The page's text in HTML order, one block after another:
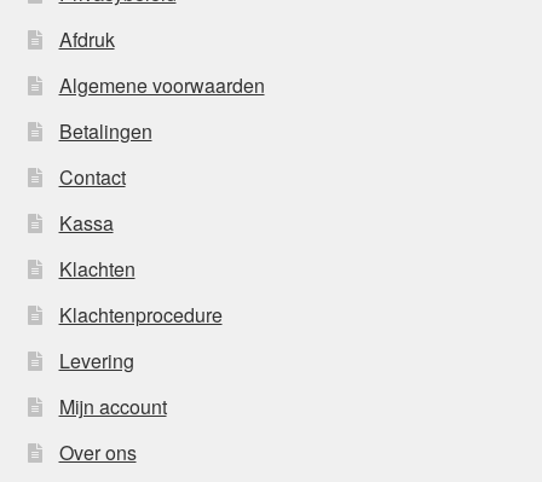
Afdruk
Algemene voorwaarden
Betalingen
Contact
Kassa
Klachten
Klachtenprocedure
Levering
Mijn account
Over ons